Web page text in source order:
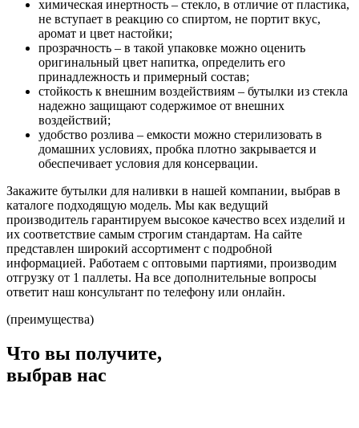
химическая инертность – стекло, в отличие от пластика,
не вступает в реакцию со спиртом, не портит вкус,
аромат и цвет настойки;
прозрачность – в такой упаковке можно оценить
оригинальный цвет напитка, определить его
принадлежность и примерный состав;
стойкость к внешним воздействиям – бутылки из стекла
надежно защищают содержимое от внешних
воздействий;
удобство розлива – емкости можно стерилизовать в
домашних условиях, пробка плотно закрывается и
обеспечивает условия для консервации.
Закажите бутылки для наливки в нашей компании, выбрав в
каталоге подходящую модель. Мы как ведущий
производитель гарантируем высокое качество всех изделий и
их соответствие самым строгим стандартам. На сайте
представлен широкий ассортимент с подробной
информацией. Работаем с оптовыми партиями, производим
отгрузку от 1 паллеты. На все дополнительные вопросы
ответит наш консультант по телефону или онлайн.
(преимущества)
Что вы получите,
выбрав нас